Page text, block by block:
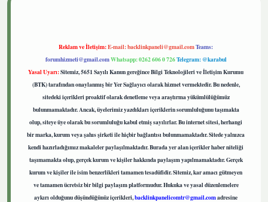
Reklam ve İletişim:E-mail:backlinkpaneli@gmail.comTeams:
forumhizmeti@gmail.comWhatsapp: 0262 606 0 726Telegram: @karabul
Yasal Uyarı:Sitemiz, 5651 Sayılı Kanun gereğince Bilgi Teknolojileri ve İletişim Kurumu
(BTK) tarafından onaylanmış bir Yer Sağlayıcı olarak hizmet vermektedir. Bu nedenle,
sitedeki içerikleri proaktif olarak denetleme veya araştırma yükümlülüğümüz
bulunmamaktadır. Ancak, üyelerimiz yazdıkları içeriklerin sorumluluğunu taşımakta
olup, siteye üye olarak bu sorumluluğu kabul etmiş sayılırlar. Bu internet sitesi, herhangi
bir marka, kurum veya şahıs şirketi ile hiçbir bağlantısı bulunmamaktadır. Sitede yalnızca
kendi hazırladığımız makaleler paylaşılmaktadır. Burada yer alan içerikler haber niteliği
taşımamakta olup, gerçek kurum ve kişiler hakkında paylaşım yapılmamaktadır. Gerçek
kurum ve kişiler ile isim benzerlikleri tamamen tesadüfidir. Sitemiz, kar amacı gütmeyen
ve tamamen ücretsiz bir bilgi paylaşım platformudur. Hukuka ve yasal düzenlemelere
aykırı olduğunu düşündüğünüz içerikleri,backlinkpanelicomtr@gmail.comadresine